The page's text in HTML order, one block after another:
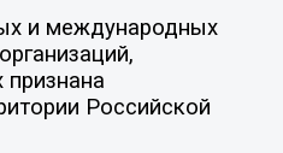
и международных
признана
Российской